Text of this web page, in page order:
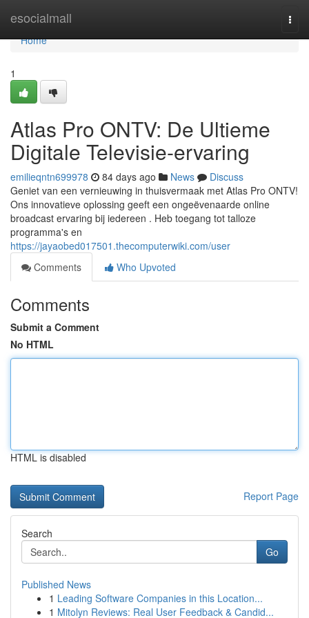
esocialmall
Home
Home
1
Atlas Pro ONTV: De Ultieme
Digitale Televisie-ervaring
emilieqntn699978 84 days ago News
Discuss
Geniet van een vernieuwing in thuisvermaak met Atlas Pro ONTV!
Ons innovatieve oplossing geeft een ongeëvenaarde online
broadcast ervaring bij iedereen . Heb toegang tot talloze
programma's en
https://jayaobed017501.thecomputerwiki.com/user
Comments
Who Upvoted
Comments
Submit a Comment
No HTML
HTML is disabled
Report Page
Search
Go
Published News
1 Leading Software Companies in this Location...
1 Mitolyn Reviews: Real User Feedback & Candid...